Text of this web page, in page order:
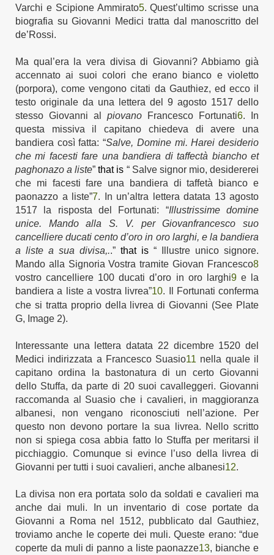
Varchi e Scipione Ammirato5.Quest’ultimo scrisse una
biografia su Giovanni Medici tratta dal manoscritto del
de’Rossi.
Ma qual’era la vera divisa di Giovanni?Abbiamo già
accennato ai suoicolori che erano bianco e violetto
(porpora), come vengono citati da Gauthiez, ed ecco il
testo originale da una lettera del 9 agosto 1517 dello
stesso Giovanni al piovano Francesco Fortunati6.
In
questa missiva il capitano chiedeva diavere una
bandiera così fatta: “Salve, Domine mi. Harei desiderio
che mi facesti fare una bandiera di taffectà biancho et
paghonazo a liste”that is “ Salve signor mio, desidererei
che mi facesti fare una bandiera di taffetà bianco e
paonazzo a liste”7.
In un’altra lettera datata 13 agosto
1517 la risposta del Fortunati: “Illustrissime domine
unice. Mando alla S. V. per Giovanfrancesco suo
cancelliere ducati cento d’oro in oro larghi, e la bandiera
a liste a sua divisa,..” that is “
Illustre unico signore.
Mando alla Signoria Vostra tramite Giovan Francesco8
vostro cancelliere 100 ducati d’oro in oro larghi9 e la
bandiera a liste a vostra livrea”10.
Fortunati conferma
che si tratta proprio della livrea di Giovanni (See Plate
G, Image 2).
nteressante una letteradatata 22 dicembre 1520 del
Medici indirizzata a Francesco Suasio11 nella quale il
capitano ordina la bastonatura di un certo Giovanni
dello Stuffa, da parte di 20 suoi cavalleggeri. Giovanni
raccomanda al Suasio che i cavalieri, in maggioranza
albanesi, non vengano riconosciuti nell’azione. Per
questo non devono portare la sua livrea. Nello scritto
non si spiega cosa abbia fatto lo Stuffa per meritarsi il
picchiaggio. Comunque si evince l’uso della livrea di
Giovanni per tutti i suoi cavalieri, anche albanesi12.
La divisa non era portata solo da soldati e cavalieri ma
anche dai muli.
In un inventario di cose portate da
Giovanni a Roma nel 1512, pubblicato dal Gauthiez,
troviamo anche le coperte dei muli. Queste erano: “due
coperte da muli di panno a liste paonazze13, bianche e